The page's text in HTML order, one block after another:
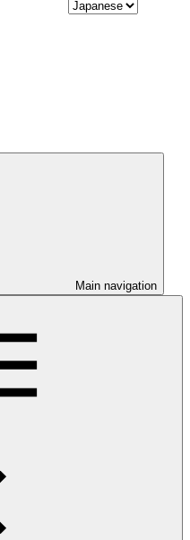
Main navigation